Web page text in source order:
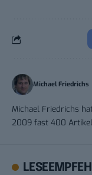
Michael Friedrichs
Michael Friedrichs
2009 fast 400